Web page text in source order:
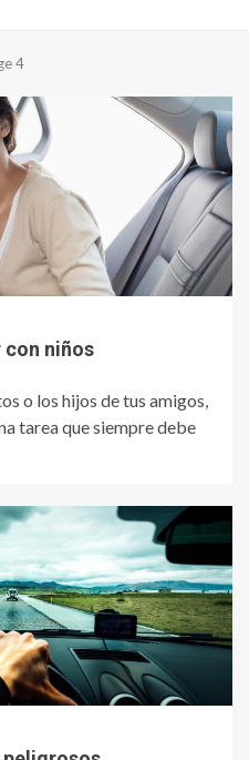
4
con niños
o los hijos de tus amigos,
tarea que siempre debe